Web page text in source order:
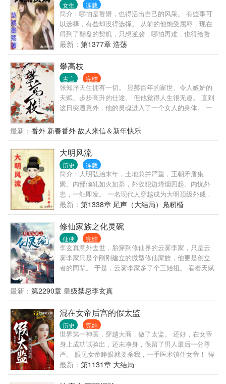
女生 连载
简介：哪怕是赘婿，也得活出自己的风采。 有些事可
以选择，有些却没得选择。 从前的他饱受屈辱，现在
得到了翻盘的契机，只想逆袭，哪怕再难，也得给赘
婿正名，来人间一趟，不能留有遗憾。 美人，江山，
我都要。
最新： 第1377章 浩荡
攀高枝
古言 完结
张知序天生拥有一切。 显赫百年的家世、令人嫉妒的
天赋、步步高升的仕途。 但他觉得人生很无趣。 直到
这日突遭意外，他的灵魂进入了一个女人的身体。 一
香从乡下千里迢迢赶来上京，就是想凭着姿色嫁贵
门。 她贪慕富贵、她阿谀奉承、她拜高踩低、她唯利
是图。 结果用尽一切手段，却还是没能得到心上人的
青睐。 心灰意冷的陈宝香正打算回乡下去，谁料脑海
里突然出现了一个男人的声音： “照我说的去做，保你
飞上枝头。” · 世家富贵男主魂移贪财女主身体里、与
她共用躯体，替她开挂攀高枝的故事。
最新： 番外 新春番外 故人来信＆新年快乐
大明风流
历史 连载
简介：大明弘治末年，土地兼并严重，王朝矛盾集
聚。内部倾轧如火如荼，外敌犯边烽烟四起。内忧外
患，一触即发。 一名现代人穿越成为大明顶级外戚，
本以为能安安稳稳的享受荣华富贵的生活，谁知等待
他的命运将是被未来的嘉靖皇帝‘斩于西市’。 不甘引颈
受戮的命运，奋起抗争才是正途。且看他如何辗转腾
挪扭转乾坤。成就一番辉煌大业，留下一段大明风
流。
最新： 第1338章 尾声（大结局）凫籾棔
修仙家族之化灵碗
仙侠 完结
李玄真意外去世，胎穿到修仙界的云雾李家，只是云
雾李家只是个刚刚建立的微型修仙家族，他更是创立
者的同辈。 于是，云雾李家多了个三始祖。 看着天赋
姐，最后再感受着资质普通的自己，李玄真心累啊。
幸好穿越者配备着金手指的，他发现跟着自己穿越而
来的祖传的玉碗竟然是个宝贝，可以炼化灵物中的灵
气为灵液。 服用灵液修炼速度超快，还没有丹毒，比
丹药强多了。 凭借着化灵碗，李玄真到处搜刮灵物，
赚取灵石，最终走出了一条磕灵物修仙道路。
最新： 第2290章 皇级禁忌李玄真
混在女帝后宫的假太监
历史 完结
世界第一神医，穿越大商，做了太监。 还好，在女帝
身上成功试验出，还未净身，保留了男人最后一分尊
严。 眼见女帝睁眼就要杀我，一手医术镇住女帝！ 得
留一条小命，却不在自己掌控之中。 后世而来的名
医，岂能稀里糊涂死掉？ 且看一代小太监，凭借前世
最新： 第1131章 大结局